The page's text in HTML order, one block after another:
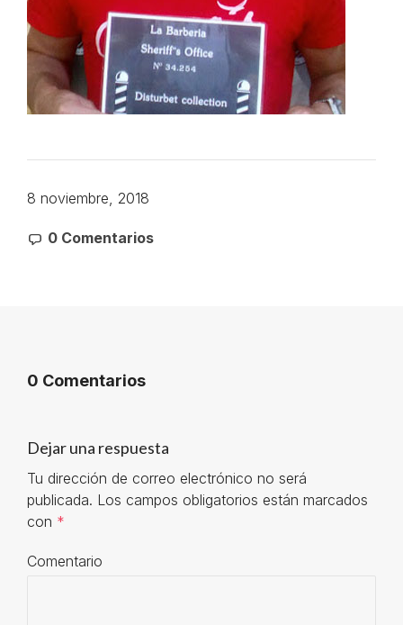
8 noviembre, 2018
0 Comentarios
0 Comentarios
Dejar una respuesta
Tu dirección de correo electrónico no será
publicada. Los campos obligatorios están marcados
con *
Comentario